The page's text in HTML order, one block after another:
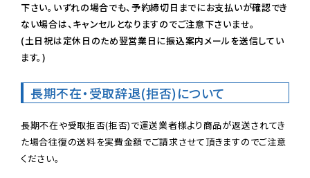
下さい。いずれの場合でも、予約締切日までにお支払いが確認でき
ない場合は、キャンセルとなりますのでご注意下さいませ。
(土日祝は定休日のため翌営業日に振込案内メールを送信してい
ます。)
長期不在・受取辞退(拒否)について
長期不在や受取拒否(拒否)で運送業者様より商品が返送されてき
た場合往復の送料を実費金額でご請求させて頂きますのでご注意
ください。